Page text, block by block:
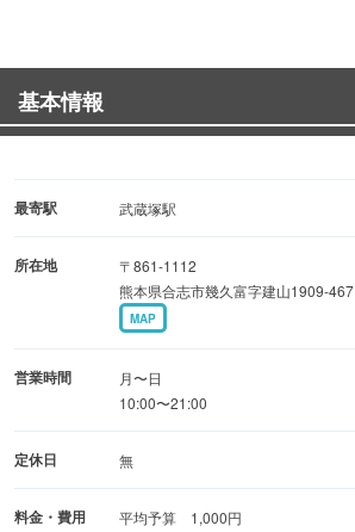
基本情報
最寄駅 武蔵塚駅
所在地
〒861-1112
熊本県合志市幾久富字建山1909-467
MAP
営業時間
月〜日
10:00〜21:00
定休日 無
料金・費用 平均予算 1,000円